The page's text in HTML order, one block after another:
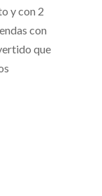
y con 2
con
que